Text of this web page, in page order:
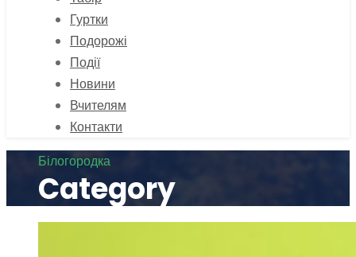
Гуртки
Подорожі
Події
Новини
Вчителям
Контакти
Білогородка
Category